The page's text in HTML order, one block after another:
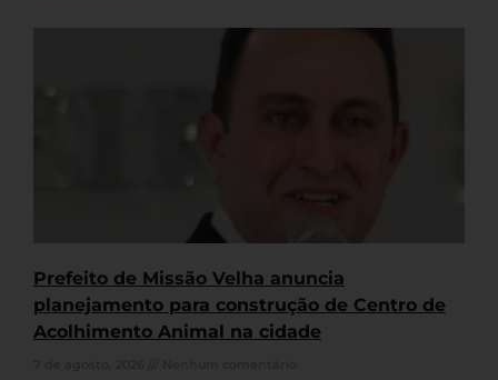
Prefeito de Missão Velha anuncia
planejamento para construção de Centro de
Acolhimento Animal na cidade